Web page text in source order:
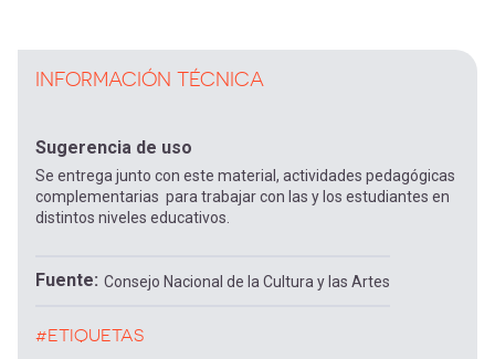
INFORMACIÓN TÉCNICA
Sugerencia de uso
Se entrega junto con este material, actividades pedagógicas
complementarias para trabajar con las y los estudiantes en
distintos niveles educativos.
Fuente Consejo Nacional de la Cultura y las Artes
#ETIQUETAS